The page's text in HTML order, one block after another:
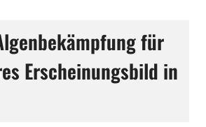
für
Erscheinungsbild in